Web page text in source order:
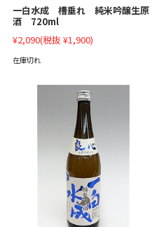
一白水成 槽垂れ 純米吟醸生原
酒 720ml
¥2,090(税抜 ¥1,900)
在庫切れ